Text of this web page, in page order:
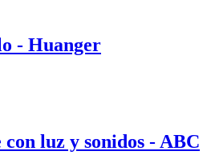
- Huanger
luz y sonidos - ABC